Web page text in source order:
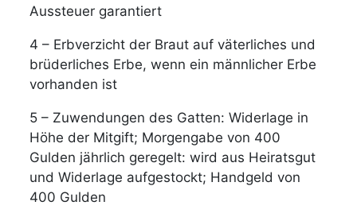
Aussteuer garantiert
4 – Erbverzicht der Braut auf väterliches und
brüderliches Erbe, wenn ein männlicher Erbe
vorhanden ist
5 – Zuwendungen des Gatten: Widerlage in
Höhe der Mitgift; Morgengabe von 400
Gulden jährlich geregelt: wird aus Heiratsgut
und Widerlage aufgestockt; Handgeld von
400 Gulden